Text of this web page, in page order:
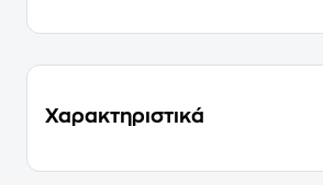
Χαρακτηριστικά